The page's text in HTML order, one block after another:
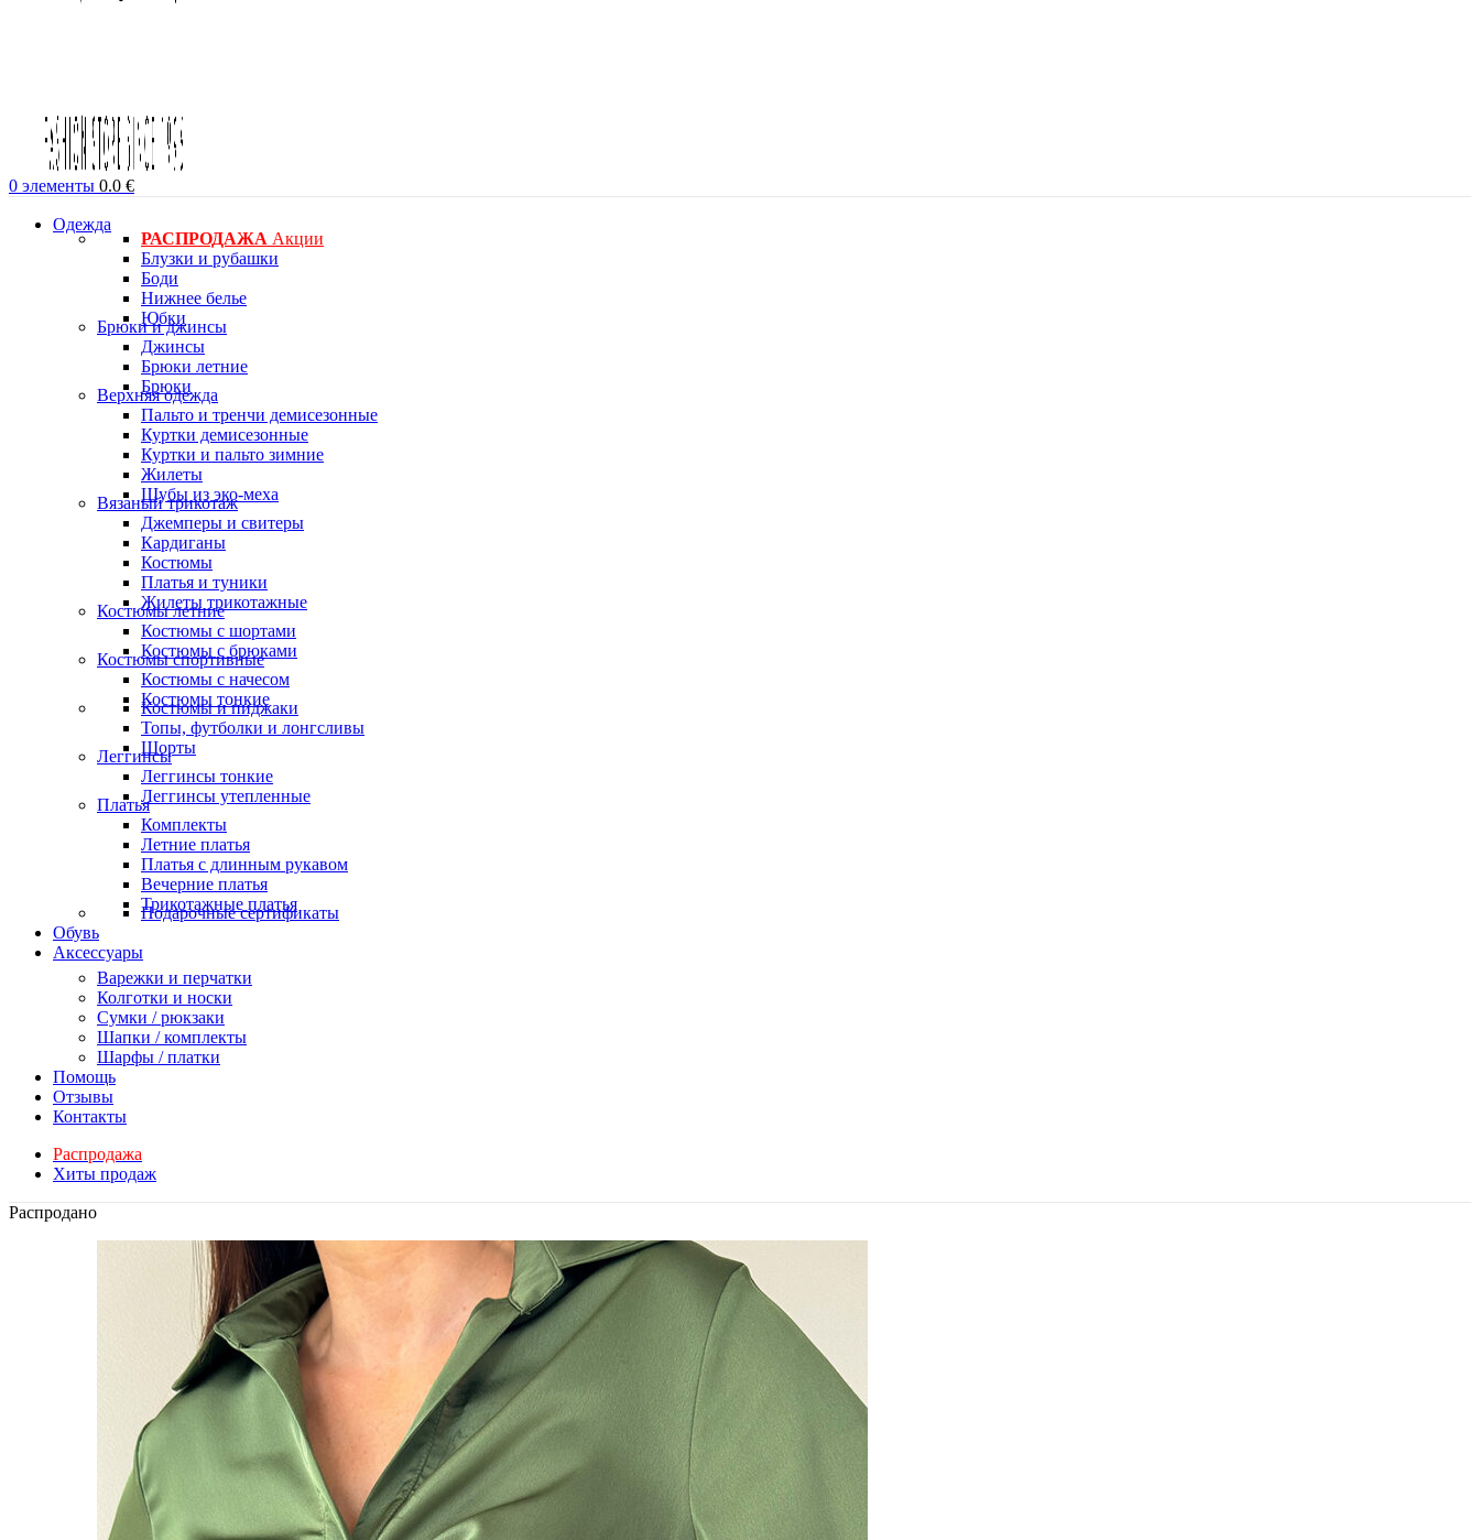
0 элементы 0.0 €
Одежда
РАСПРОДАЖА Акции
Блузки и рубашки
Боди
Нижнее белье
Юбки
Брюки и джинсы
Джинсы
Брюки летние
Брюки
Верхняя одежда
Пальто и тренчи демисезонные
Куртки демисезонные
Куртки и пальто зимние
Жилеты
Шубы из эко-меха
Вязаный трикотаж
Джемперы и свитеры
Кардиганы
Костюмы
Платья и туники
Жилеты трикотажные
Костюмы летние
Костюмы с шортами
Костюмы с брюками
Костюмы спортивные
Костюмы с начесом
Костюмы тонкие
Костюмы и пиджаки
Топы, футболки и лонгсливы
Шорты
Леггинсы
Леггинсы тонкие
Леггинсы утепленные
Платья
Комплекты
Летние платья
Платья с длинным рукавом
Вечерние платья
Трикотажные платья
Подарочные сертификаты
Обувь
Аксессуары
Варежки и перчатки
Колготки и носки
Сумки / рюкзаки
Шапки / комплекты
Шарфы / платки
Помощь
Отзывы
Контакты
Распродажа
Хиты продаж
Распродано